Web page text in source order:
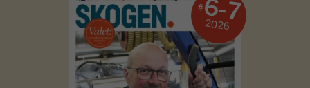
#6-7
2026